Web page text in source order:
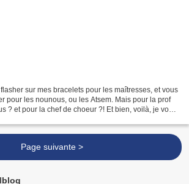
sur mes bracelets pour les maîtresses, et vous
pour les nounous, ou les Atsem. Mais pour la prof
? et pour la chef de choeur ?! Et bien, voilà, je vous
Page suivante >